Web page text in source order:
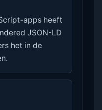
apps heeft
JSON-LD
het in de